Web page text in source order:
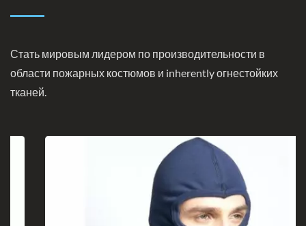
Стать мировым лидером по производительности в
области пожарных костюмов и inherently огнестойких
тканей.